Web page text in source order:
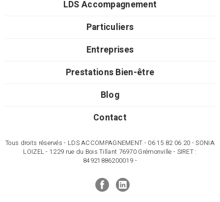
LDS Accompagnement
Particuliers
Entreprises
Prestations Bien-être
Blog
Contact
Tous droits réservés - LDS ACCOMPAGNEMENT - 06 15 82 06 20 - SONIA
LOIZEL - 1229 rue du Bois Tillant 76970 Grémonville - SIRET :
84921886200019 -